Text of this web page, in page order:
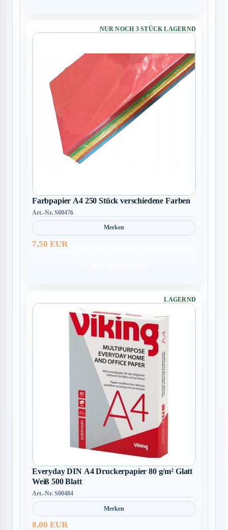
NUR NOCH 3 STÜCK LAGERND
Farbpapier A4 250 Stück verschiedene Farben
Art.-Nr. S00476
Merken
7,50 EUR
LAGERND
Everyday DIN A4 Druckerpapier 80 g/m² Glatt
Weiß 500 Blatt
Art.-Nr. S00484
Merken
8,00 EUR